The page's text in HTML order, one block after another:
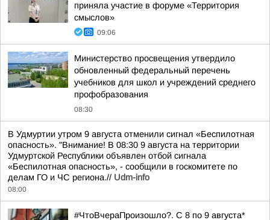
приняла участие в форуме «Территория
смыслов»
09:06
Министерство просвещения утвердило
обновленный федеральный перечень
учебников для школ и учреждений среднего
профобразования
08:30
В Удмуртии утром 9 августа отменили сигнал «Беспилотная
опасность». "Внимание! В 08:30 9 августа на территории
Удмуртской Республики объявлен отбой сигнала
«Беспилотная опасность», - сообщили в госкомитете по
делам ГО и ЧС региона.// Udm-info
08:00
#ЧтоВчераПроизошло?. С 8 по 9 августа*